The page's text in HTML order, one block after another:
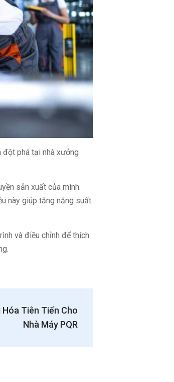
đột phá tại nhà xưởng
sản xuất của mình.
này giúp tăng năng suất
và điều chỉnh để thích
Hóa Tiên Tiến Cho
Nhà Máy PQR